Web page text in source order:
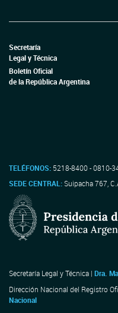
Secretaría
Legal y Técnica
Boletín Oficial
de la República Argentina
TELÉFONOS: 5218-8400 - 0810-
SEDE CENTRAL:Suipacha 767,
Secretaría Legal y Técnica | Dra.
Dirección Nacional del Registro
Nacional